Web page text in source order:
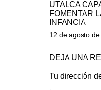
UTALCA
FOMENTAR
INFANCIA
12 de agosto
DEJA UNA
Tu dirección